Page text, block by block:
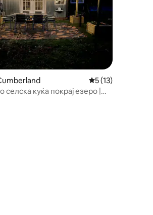
5, 209 рецензии
Просечна оцена:
5 (13)
селска куќа покрај езеро |